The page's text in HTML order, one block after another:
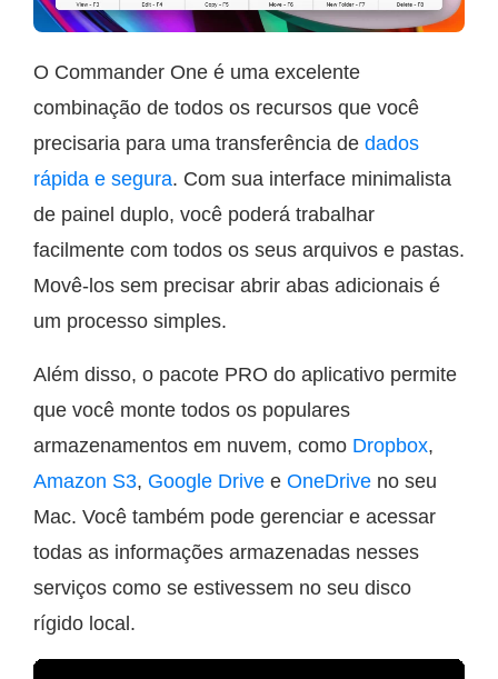
O Commander One é uma excelente
combinação de todos os recursos que você
precisaria para uma transferência de dados
rápida e segura. Com sua interface minimalista
de painel duplo, você poderá trabalhar
facilmente com todos os seus arquivos e pastas.
Movê-los sem precisar abrir abas adicionais é
um processo simples.
Além disso, o pacote PRO do aplicativo permite
que você monte todos os populares
armazenamentos em nuvem, como Dropbox,
Amazon S3, Google Drive e OneDrive no seu
Mac. Você também pode gerenciar e acessar
todas as informações armazenadas nesses
serviços como se estivessem no seu disco
rígido local.